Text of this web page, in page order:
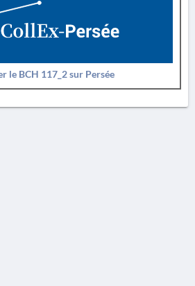
le BCH 117_2 sur Persée